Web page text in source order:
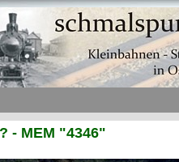
- MEM "4346"